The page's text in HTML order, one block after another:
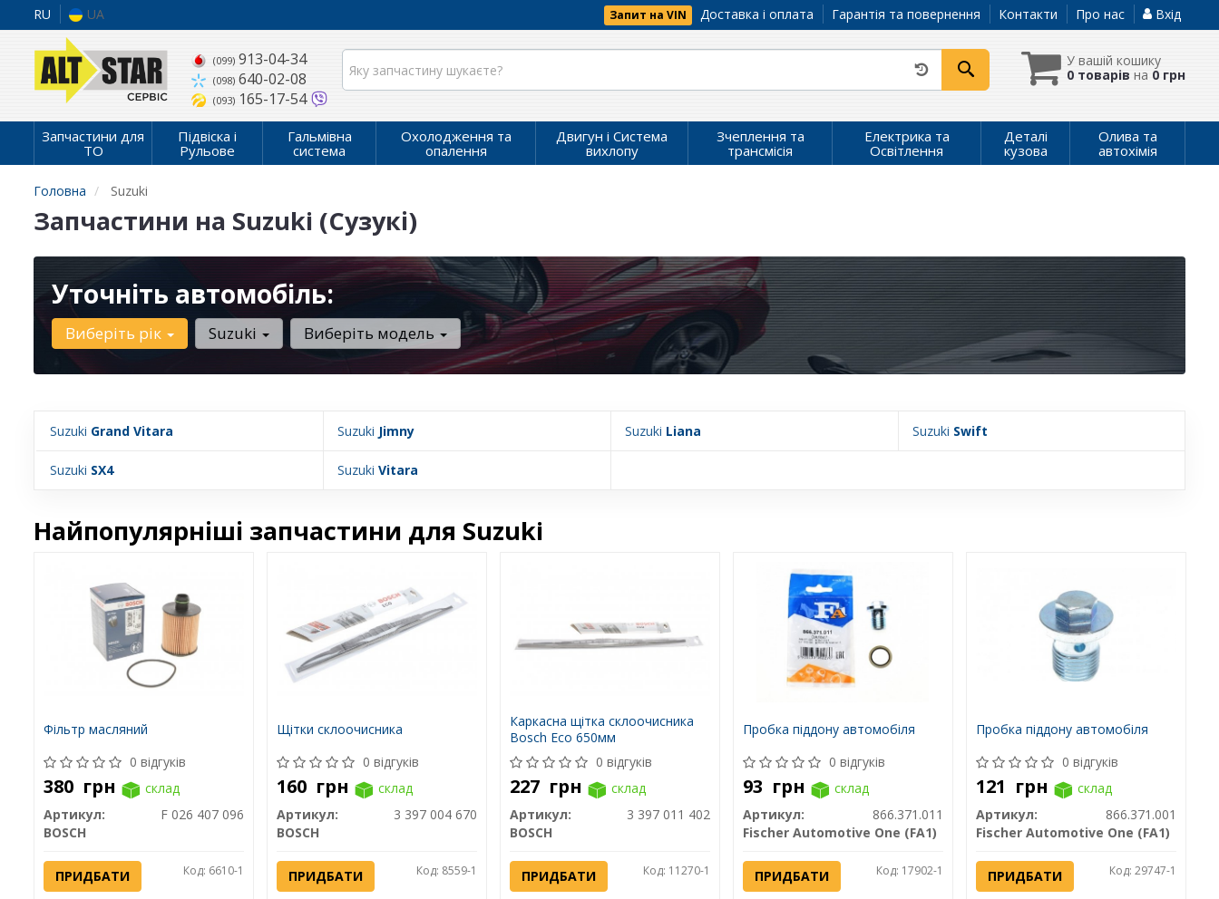
RU UA Запит на VIN Доставка і оплата Гарантія та повернення Контакти Про нас Вхід
(099)913-04-34
(098)640-02-08
(093)165-17-54
У вашій кошику
0 товарів на 0 грн
Запчастини для
ТО
Підвіска і
Рульове
Гальмівна
система
Охолодження та
опалення
Двигун і Система
вихлопу
Зчеплення та
трансмісія
Електрика та
Освітлення
Деталі
кузова
Олива та
автохімія
Головна Suzuki
Запчастини на Suzuki (Сузукі)
Уточніть автомобіль:
Виберіть рік Suzuki Виберіть модель
Suzuki Grand Vitara Suzuki Jimny Suzuki Liana Suzuki Swift
Suzuki SX4 Suzuki Vitara
Найпопулярніші запчастини для Suzuki
Фільтр масляний
0 відгуків
380 грн
склад
Артикул:
F 026 407 096
BOSCH
ПРИДБАТИ Код: 6610-1
Щітки склоочисника
0 відгуків
160 грн
склад
Артикул:
3 397 004 670
BOSCH
ПРИДБАТИ Код: 8559-1
Каркасна щітка склоочисника
Bosch Eco 650мм
0 відгуків
227 грн
склад
Артикул:
3 397 011 402
BOSCH
ПРИДБАТИ Код: 11270-1
Пробка піддону автомобіля
0 відгуків
93 грн
склад
Артикул:
866.371.011
Fischer Automotive One (FA1)
ПРИДБАТИ Код: 17902-1
Пробка піддону автомобіля
0 відгуків
121 грн
склад
Артикул:
866.371.001
Fischer Automotive One (FA1)
ПРИДБАТИ Код: 29747-1